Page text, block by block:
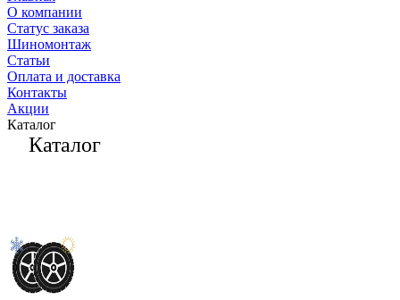
О компании
Статус заказа
Шиномонтаж
Статьи
Оплата и доставка
Контакты
Акции
Каталог
Каталог